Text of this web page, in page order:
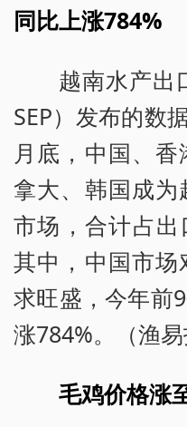
同比上涨784%
越南水产出
SEP）发布的数
月底，中国、
拿大、韩国成为
市场，合计占出
其中，中国市
求旺盛，今年前
涨784%。（渔易
毛鸡价格涨